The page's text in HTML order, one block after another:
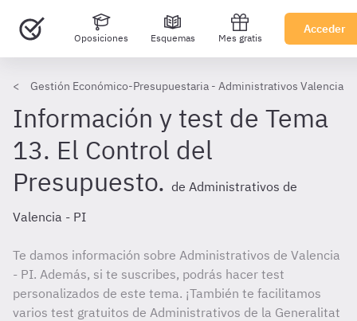
Oposiciones Esquemas Mes gratis
Acceder
Gestión Económico-Presupuestaria - Administrativos Valencia PI
Información y test de Tema
13. El Control del
Presupuesto. de Administrativos de
Valencia - PI
Te damos información sobre Administrativos de Valencia
- PI. Además, si te suscribes, podrás hacer test
personalizados de este tema. ¡También te facilitamos
varios test gratuitos de Administrativos de la Generalitat